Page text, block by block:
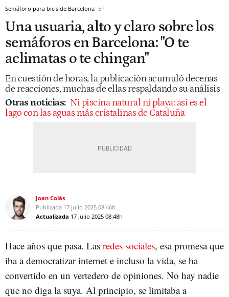
Semáforo para bicis de Barcelona EP
Una usuaria, alto y claro sobre los
semáforos en Barcelona: "O te
aclimatas o te chingan"
En cuestión de horas, la publicación acumuló decenas
de reacciones, muchas de ellas respaldando su análisis
Otras noticias: Ni piscina natural ni playa: así es el
lago con las aguas más cristalinas de Cataluña
Joan Colás
Publicada 17 julio 2025 08:46h
Actualizada 17 julio 2025 08:48h
Hace años que pasa. Las redes sociales, esa promesa que
iba a democratizar internet e incluso la vida, se ha
convertido en un vertedero de opiniones. No hay nadie
que no diga la suya. Al principio, se limitaba a